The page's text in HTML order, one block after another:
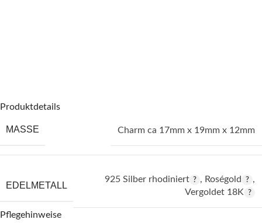
Produktdetails
MASSE Charm ca 17mm x 19mm x 12mm
EDELMETALL
925 Silber rhodiniert , Roségold
,
Vergoldet 18K
Pflegehinweise